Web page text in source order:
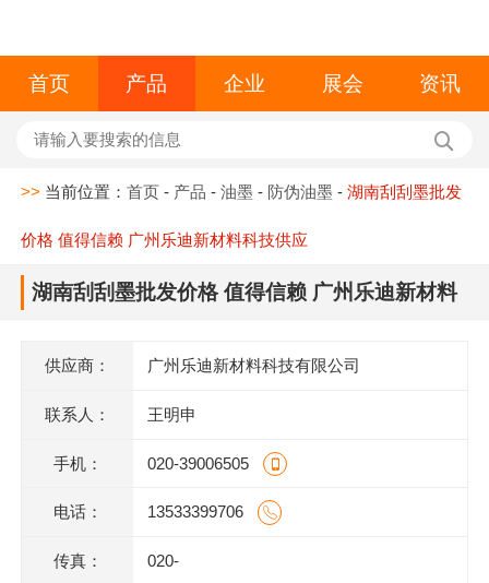
首页 产品 企业 展会 资讯
>> 当前位置：首页 - 产品 -油墨 - 防伪油墨 -湖南刮刮墨批发
价格 值得信赖 广州乐迪新材料科技供应
湖南刮刮墨批发价格 值得信赖 广州乐迪新材料
供应商： 广州乐迪新材料科技有限公司
联系人： 王明申
手机： 020-39006505
电话： 13533399706
传真： 020-